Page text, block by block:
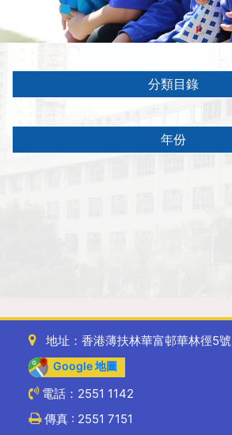
分類目錄
年份
地址：香港薄扶林華富邨華林徑5號
Google 地圖
電話：2551 1142
傳真 : 2551 7151